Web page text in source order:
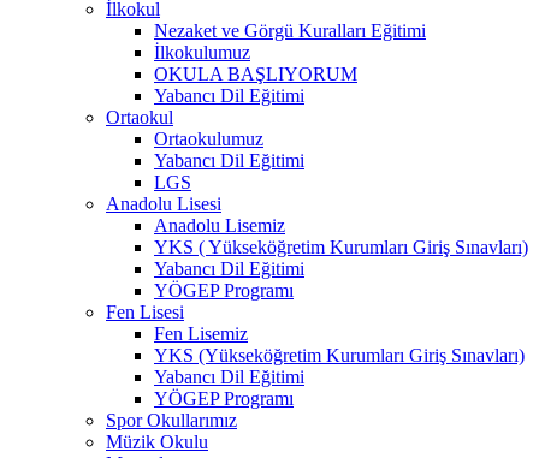
İlkokul
Nezaket ve Görgü Kuralları Eğitimi
İlkokulumuz
OKULA BAŞLIYORUM
Yabancı Dil Eğitimi
Ortaokul
Ortaokulumuz
Yabancı Dil Eğitimi
LGS
Anadolu Lisesi
Anadolu Lisemiz
YKS ( Yükseköğretim Kurumları Giriş Sınavları)
Yabancı Dil Eğitimi
YÖGEP Programı
Fen Lisesi
Fen Lisemiz
YKS (Yükseköğretim Kurumları Giriş Sınavları)
Yabancı Dil Eğitimi
YÖGEP Programı
Spor Okullarımız
Müzik Okulu